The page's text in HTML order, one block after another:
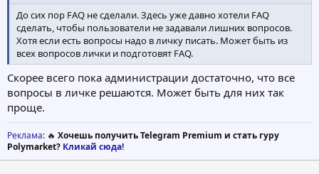
До сих пор FAQ не сделали. Здесь уже давно хотели FAQ
сделать, чтобы пользователи не задавали лишних вопросов.
Хотя если есть вопросы надо в личку писать. Может быть из
всех вопросов лички и подготовят FAQ.
Скорее всего пока администрации достаточно, что все
вопросы в личке решаются. Может быть для них так
проще.
Реклама: 🔥 Хочешь получить Telegram Premium и стать гуру
Polymarket? Кликай сюда!